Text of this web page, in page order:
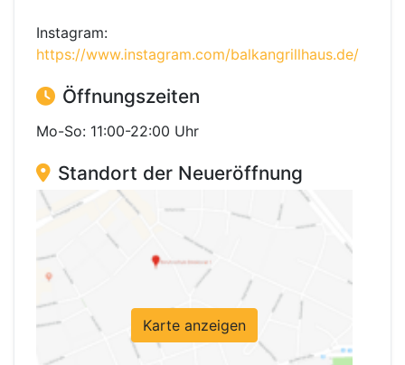
Instagram:
https://www.instagram.com/balkangrillhaus.de/
Öffnungszeiten
Mo-So: 11:00-22:00 Uhr
Standort der Neueröffnung
Karte anzeigen